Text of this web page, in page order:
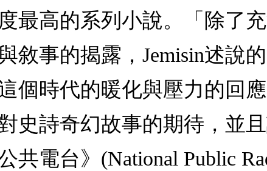
最高的系列小說。「除了
敘事的揭露，Jemisin述說
個時代的暖化與壓力的回
史詩奇幻故事的期待，並
共電台》(National Public